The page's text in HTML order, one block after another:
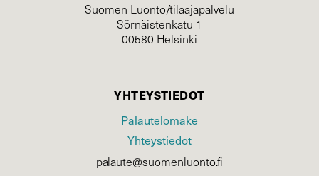
Suomen Luonto/tilaajapalvelu
Sörnäistenkatu 1
00580 Helsinki
YHTEYSTIEDOT
Palautelomake
Yhteystiedot
palaute@suomenluonto.fi